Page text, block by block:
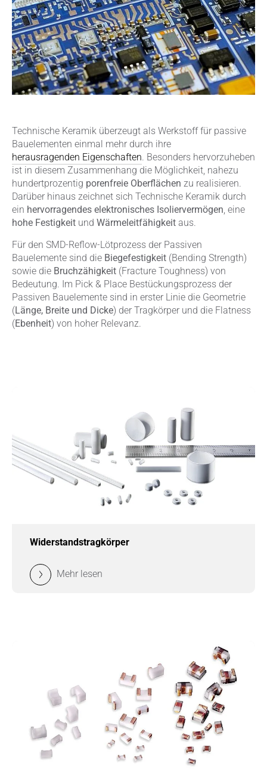
Technische Keramik überzeugt als Werkstoff für passive
Bauelementen einmal mehr durch ihre
herausragenden Eigenschaften. Besonders hervorzuheben
ist in diesem Zusammenhang die Möglichkeit, nahezu
hundertprozentig porenfreie Oberflächen zu realisieren.
Darüber hinaus zeichnet sich Technische Keramik durch
ein hervorragendes elektronisches Isoliervermögen, eine
hohe Festigkeit und Wärmeleitfähigkeit aus.
Für den SMD-Reflow-Lötprozess der Passiven
Bauelemente sind die Biegefestigkeit (Bending Strength)
sowie die Bruchzähigkeit (Fracture Toughness) von
Bedeutung. Im Pick & Place Bestückungsprozess der
Passiven Bauelemente sind in erster Linie die Geometrie
(Länge, Breite und Dicke) der Tragkörper und die Flatness
(Ebenheit) von hoher Relevanz.
Widerstandstragkörper
Mehr lesen